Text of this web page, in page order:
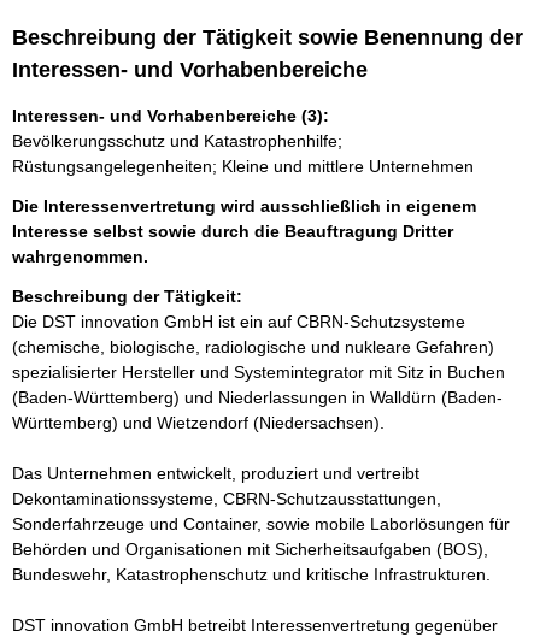
Beschreibung der Tätigkeit sowie Benennung der
Interessen- und Vorhabenbereiche
Interessen- und Vorhabenbereiche (3):
Bevölkerungsschutz und Katastrophenhilfe;
Rüstungsangelegenheiten; Kleine und mittlere Unternehmen
Die Interessenvertretung wird ausschließlich in eigenem
Interesse selbst sowie durch die Beauftragung Dritter
wahrgenommen.
Beschreibung der Tätigkeit:
Die DST innovation GmbH ist ein auf CBRN-Schutzsysteme
(chemische, biologische, radiologische und nukleare Gefahren)
spezialisierter Hersteller und Systemintegrator mit Sitz in Buchen
(Baden-Württemberg) und Niederlassungen in Walldürn (Baden-
Württemberg) und Wietzendorf (Niedersachsen).
Das Unternehmen entwickelt, produziert und vertreibt
Dekontaminationssysteme, CBRN-Schutzausstattungen,
Sonderfahrzeuge und Container, sowie mobile Laborlösungen für
Behörden und Organisationen mit Sicherheitsaufgaben (BOS),
Bundeswehr, Katastrophenschutz und kritische Infrastrukturen.
DST innovation GmbH betreibt Interessenvertretung gegenüber